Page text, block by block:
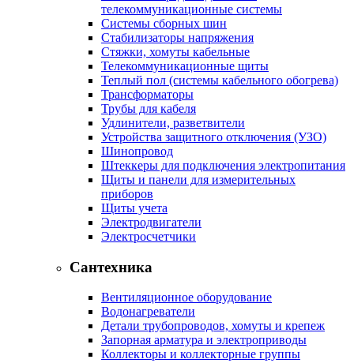
телекоммуникационные системы
Системы сборных шин
Стабилизаторы напряжения
Стяжки, хомуты кабельные
Телекоммуникационные щиты
Теплый пол (системы кабельного обогрева)
Трансформаторы
Трубы для кабеля
Удлинители, разветвители
Устройства защитного отключения (УЗО)
Шинопровод
Штеккеры для подключения электропитания
Щиты и панели для измерительных
приборов
Щиты учета
Электродвигатели
Электросчетчики
Сантехника
Вентиляционное оборудование
Водонагреватели
Детали трубопроводов, хомуты и крепеж
Запорная арматура и электроприводы
Коллекторы и коллекторные группы